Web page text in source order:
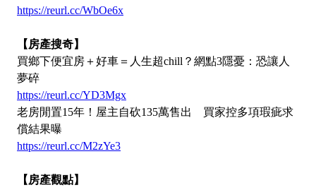
https://reurl.cc/WbOe6x
【房產搜奇】
買鄉下便宜房＋好車＝人生超chill？網點3隱憂：恐讓人
夢碎
https://reurl.cc/YD3Mgx
老房閒置15年！屋主自砍135萬售出 買家控多項瑕疵求
償結果曝
https://reurl.cc/M2zYe3
【房產觀點】